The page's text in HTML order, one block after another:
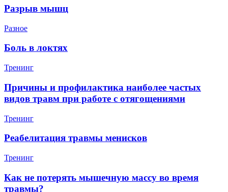
Разрыв мышц
Разное
Боль в локтях
Тренинг
Причины и профилактика наиболее частых
видов травм при работе с отягощениями
Тренинг
Реабелитация травмы менисков
Тренинг
Как не потерять мышечную массу во время
травмы?